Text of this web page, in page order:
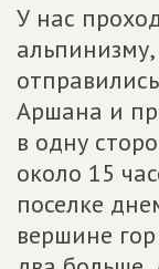
У нас
Аршана и
в одну
около 15
поселке
вершине